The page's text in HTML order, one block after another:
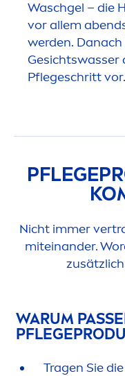
Waschgel – die
vor allem
werden.
Gesichtswasser
Pflegeschritt vor.
Nicht immer
miteinander.
WARUM
Tragen Sie